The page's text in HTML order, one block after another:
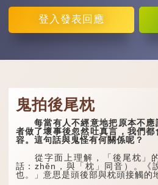
登入 發表回應
鬼拍後尾枕
每當有人不經意地把原本不應
者做了壞事後忽然吐真言，我們
容。這句話與鬼怪有何關係呢？
從字面上理解，「後尾枕」的
話：zhěn，與「枕」同音）。《
也。」意思是頭後部與枕頭接觸的